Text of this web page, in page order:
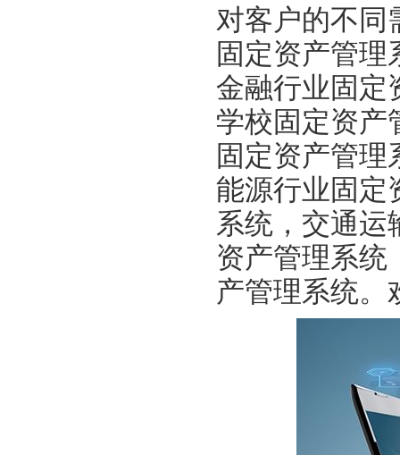
对客户的不同
固定资产管
金融行业固定
学校固定资产
固定资产管
能源行业固定
系统，交通运
资产管理系统
产管理系统。